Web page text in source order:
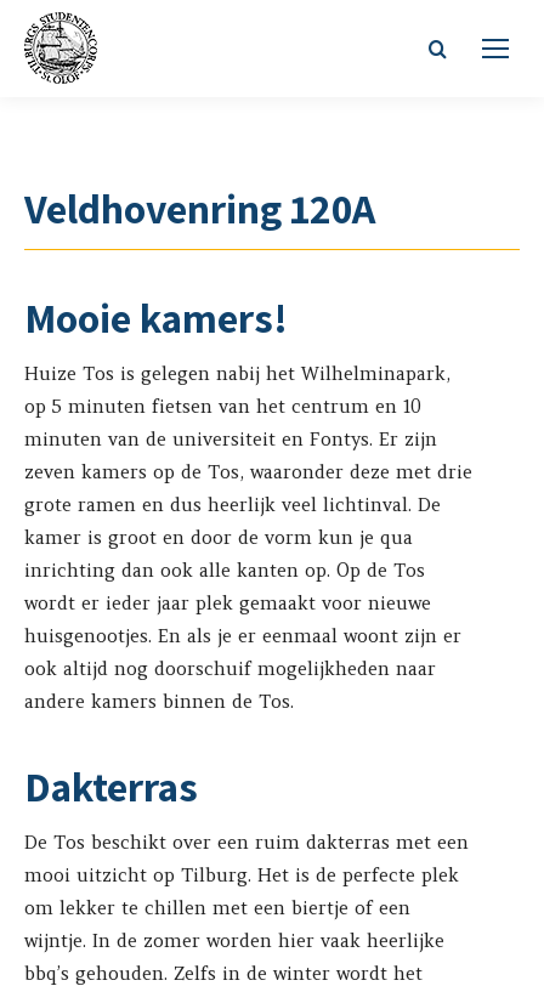
Zoeken:
Veldhovenring 120A
Mooie kamers!
Huize Tos is gelegen nabij het Wilhelminapark,
op 5 minuten fietsen van het centrum en 10
minuten van de universiteit en Fontys. Er zijn
zeven kamers op de Tos, waaronder deze met drie
grote ramen en dus heerlijk veel lichtinval. De
kamer is groot en door de vorm kun je qua
inrichting dan ook alle kanten op. Op de Tos
wordt er ieder jaar plek gemaakt voor nieuwe
huisgenootjes. En als je er eenmaal woont zijn er
ook altijd nog doorschuif mogelijkheden naar
andere kamers binnen de Tos.
Dakterras
De Tos beschikt over een ruim dakterras met een
mooi uitzicht op Tilburg. Het is de perfecte plek
om lekker te chillen met een biertje of een
wijntje. In de zomer worden hier vaak heerlijke
bbq’s gehouden. Zelfs in de winter wordt het